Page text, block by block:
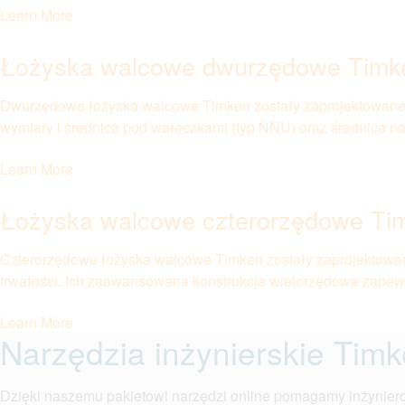
Learn More
Łożyska walcowe dwurzędowe
Dwurzędowe łożyska walcowe Timken zostały
wymiary i średnica pod wałeczkami (typ NNU) oraz średnica
Learn More
Łożyska walcowe czterorzędowe
Czterorzędowe łożyska walcowe Timken zostały
trwałości. Ich zaawansowana konstrukcja wielorzędowa
Learn More
Narzędzia inżynierskie
Dzięki naszemu pakietowi narzędzi online pomagamy